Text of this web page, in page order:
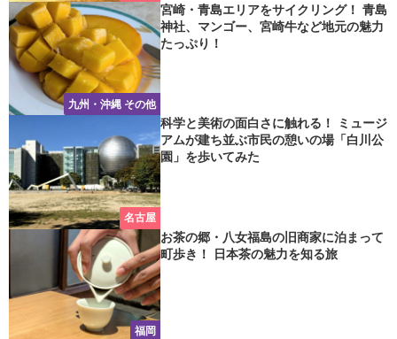
九州・沖縄 その他
宮崎・青島エリアをサイクリング！ 青島
神社、マンゴー、宮崎牛など地元の魅力
たっぷり！
名古屋
科学と美術の面白さに触れる！ ミュージ
アムが建ち並ぶ市民の憩いの場「白川公
園」を歩いてみた
福岡
お茶の郷・八女福島の旧商家に泊まって
町歩き！ 日本茶の魅力を知る旅